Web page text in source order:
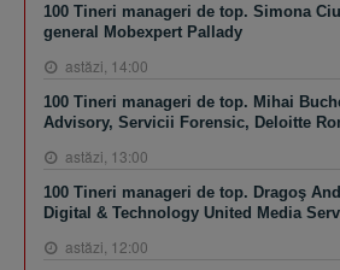
100 Tineri manageri de top. Simona
general Mobexpert Pallady
astăzi, 14:00
100 Tineri manageri de top. Mihai
Advisory, Servicii Forensic, Deloitte
astăzi, 13:00
100 Tineri manageri de top. Dragoş
Digital & Technology United Media
astăzi, 12:00